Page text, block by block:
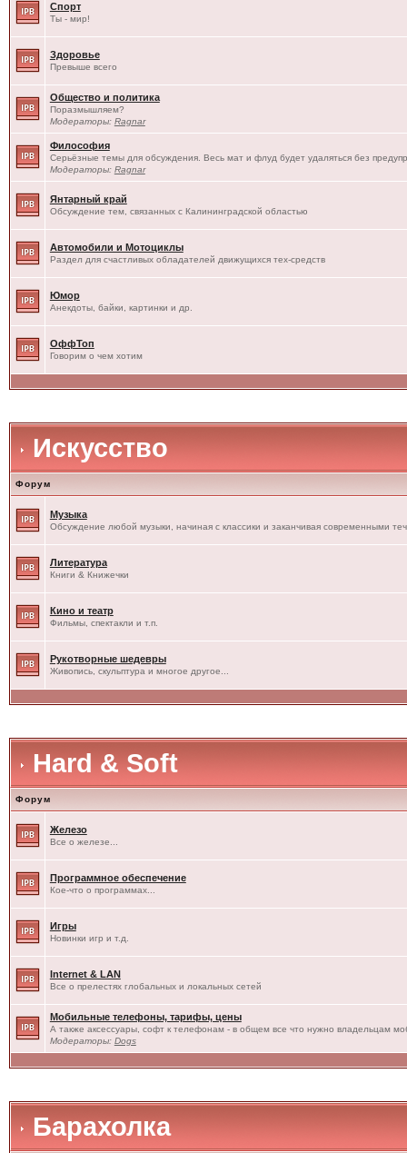
Спорт
Ты - мир!
Здоровье
Превыше всего
Общество и политика
Поразмышляем?
Модераторы: Ragnar
Философия
Серьёзные темы для обсуждения. Весь мат и флуд будет удаляться без
Модераторы: Ragnar
Янтарный край
Обсуждение тем, связанных с Калининградской областью
Автомобили и Мотоциклы
Раздел для счастливых обладателей движущихся тех-средств
Юмор
Анекдоты, байки, картинки и др.
ОффТоп
Говорим о чем хотим
Искусство
Форум
Музыка
Обсуждение любой музыки, начиная с классики и заканчивая современными
Литература
Книги & Книжечки
Кино и театр
Фильмы, спектакли и т.п.
Рукотворные шедевры
Живопись, скульптура и многое другое...
Hard & Soft
Форум
Железо
Все о железе...
Программное обеспечение
Кое-что о программах...
Игры
Новинки игр и т.д.
Internet & LAN
Все о прелестях глобальных и локальных сетей
Мобильные телефоны, тарифы, цены
А также аксессуары, софт к телефонам - в общем все что нужно владельцам
Модераторы: Dogs
Барахолка